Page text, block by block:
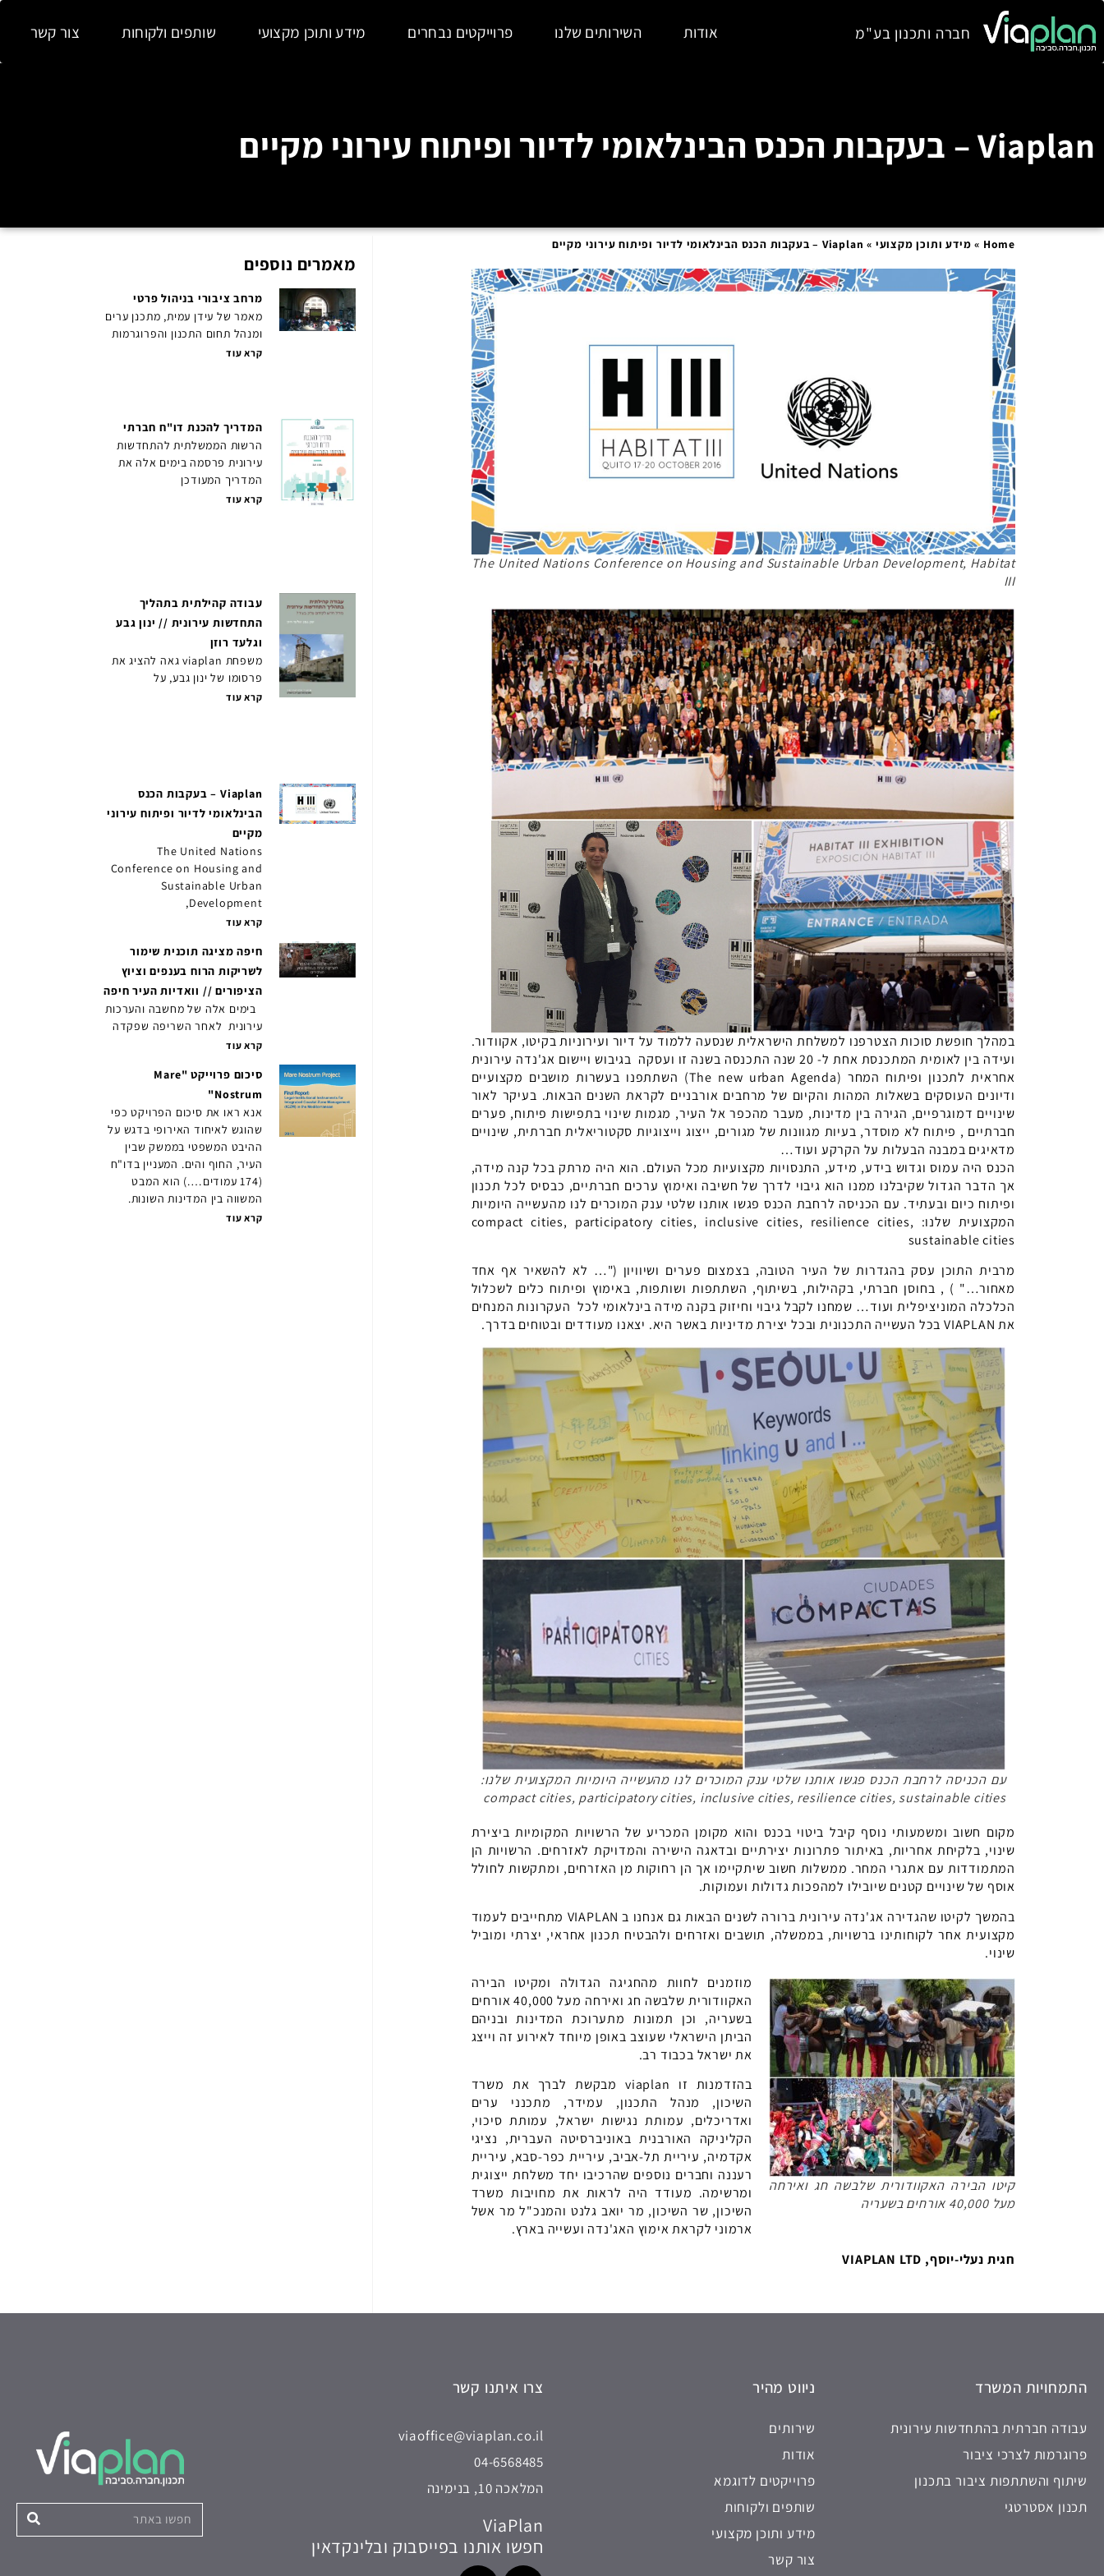
חברה ותכנון בע"מ אודות השירותים שלנו פרוייקטים נבחרים מידע ותוכן מקצועי שותפים ולקוחות צור קשר
Viaplan – בעקבות הכנס הבינלאומי לדיור ופיתוח עירוני מקיים
Home
» מידע ותוכן מקצועי » Viaplan – בעקבות הכנס הבינלאומי לדיור ופיתוח עירוני מקיים
The United Nations Conference on Housing and Sustainable Urban Development, Habitat
III
במהלך חופשת סוכות הצטרפנו למשלחת הישראלית שנסעה ללמוד על דיור ועירוניות בקיטו, אקוודור.
ועידה בין לאומית המתכנסת אחת ל- 20 שנה התכנסה בשנה זו ועסקה בגיבוש ויישום אג'נדה עירונית
אחראית לתכנון ופיתוח המחר (The new urban Agenda) השתתפנו בעשרות מושבים מקצועיים
ודיונים העוסקים בשאלות המהות והקיום של מרחבים אורבניים לקראת השנים הבאות. בעיקר לאור
שינויים דמוגרפיים, הגירה בין מדינות, מעבר מהכפר אל העיר, מגמות שינוי בתפישות פיתוח, פערים
חברתיים , פיתוח לא מוסדר, בעיות מגוונות של מגורים, ייצוג וייצוגיות סקטוריאלית חברתית, שינויים
מדאיגים במבנה הבעלות על הקרקע ועוד…
הכנס היה עמוס וגדוש בידע, מידע, התנסויות מקצועיות מכל העולם. הוא היה מרתק בכל קנה מידה,
אך הדבר הגדול שקיבלנו ממנו הוא גיבוי לדרך של חשיבה ואימוץ ערכים חברתיים, כבסיס לכל תכנון
ופיתוח כיום ובעתיד. עם הכניסה לרחבת הכנס פגשו אותנו שלטי ענק המוכרים לנו מהעשייה היומיות
המקצועית שלנו: compact cities, participatory cities, inclusive cities, resilience cities,
sustainable cities
מרבית התוכן עסק בהגדרות של העיר הטובה, בצמצום פערים ושיוויון ("… לא להשאיר אף אחד
מאחור…" ) , בחוסן חברתי, בקהילות, בשיתוף, השתתפות ושותפות, באימוץ ופיתוח כלים לשכלול
הכלכלה המוניציפלית ועוד… שמחנו לקבל גיבוי וחיזוק בקנה מידה בינלאומי לכל העקרונות המנחים
את VIAPLAN בכל העשייה התכנונית ובכל יצירת מדיניות באשר היא. יצאנו מעודדים ובטוחים בדרך.
עם הכניסה לרחבת הכנס פגשו אותנו שלטי ענק המוכרים לנו מהעשייה היומיות המקצועית שלנו:
compact cities, participatory cities, inclusive cities, resilience cities, sustainable cities
מקום חשוב ומשמעותי נוסף קיבל ביטוי בכנס והוא מקומן המכריע של הרשויות המקומיות ביצירת
שינוי, בלקיחת אחריות, באיתור פתרונות יצירתיים ובדאגה הישירה והמדויקת לאזרחים. הרשויות הן
המתמודדות עם אתגרי המחר. ממשלות חשוב שיתקיימו אך הן רחוקות מן האזרחים, ומתקשות לחולל
אוסף של שינויים קטנים שיובילו למהפכות גדולות ועמוקות.
בהמשך לקיטו שהגדירה אג'נדה עירונית ברורה לשנים הבאות גם אנחנו ב VIAPLAN מתחייבים לעמוד
מקצועית אחר לקוחותינו ברשויות, בממשלה, תושבים ואזרחים ולהבטיח תכנון אחראי, יצרתי ומוביל
שינוי.
קיטו הבירה האקוודורית שלבשה חג ואירחה
מעל 40,000 אורחים בשעריה
מוזמנים לחוות מהחגיגה הגדולה ומקיטו הבירה
האקוודורית שלבשה חג ואירחה מעל 40,000 אורחים
בשעריה, וכן תמונות מתערוכת המדינות ובניהם
הביתן הישראלי שעוצב באופן מיוחד לאירוע זה וייצג
את ישראל בכבוד רב.
בהזדמנות זו viaplan מבקשת לברך את
משרד
השיכון, מנהל התכנון, עמידר, מתכנני ערים
ואדריכלים, עמותת נגישות ישראל, עמותת סיכוי,
הקליניקה האורבנית באוניברסיטה העברית, נציגי
אקדמיה, עיריית תל-אביב, עיריית כפר-סבא, עיריית
רעננה וחברים נוספים שהרכיבו יחד משלחת ייצוגית
ומרשימה. מעודד היה לראות את מחויבות משרד
השיכון, שר השיכון, מר יואב גלנט והמנכ"ל מר אשל
ארמוני לקראת אימוץ האג'נדה ועשייה בארץ.
חגית נעלי-יוסף, VIAPLAN LTD
מאמרים נוספים
מרחב ציבורי בניהול פרטי
מאמר של עידן עמית, מתכנן ערים
ומנהל תחום התכנון והפרוגרמות
קרא עוד
המדריך להכנת דו"ח חברתי
הרשות הממשלתית להתחדשות
עירונית פרסמה בימים אלה את
המדריך המעודכן
קרא עוד
עבודה קהילתית בתהליך
התחדשות עירונית // ינון גבע
וגלעד רוזן
משפחת viaplan גאה להציג את
פרסומו של ינון גבע, על
קרא עוד
Viaplan – בעקבות הכנס
הבינלאומי לדיור ופיתוח עירוני
מקיים
The United Nations
Conference on Housing and
Sustainable Urban
Development,
קרא עוד
חיפה מציגה תוכנית שימור
לשריקות הרוח בענפים וציוץ
הציפורים // וואדיות העיר חיפה
בימים אלה של מחשבה והערכות
עירונית לאחר השריפה שפקדה
קרא עוד
סיכום פרוייקט "Mare
Nostrum"
אנא ראו את סיכום הפרויקט כפי
שהוגש לאיחוד האירופי בדגש על
ההיבט המשפטי בממשק שבין
העיר, החוף והים. המעניין בדו"ח
(174 עמודים….) הוא המבט
המשווה בין המדינות השונות.
קרא עוד
התמחויות המשרד
עבודה חברתית בהתחדשות עירונית
פרוגרמות לצרכי ציבור
שיתוף והשתתפות ציבור בתכנון
תכנון אסטרטגי
ניווט מהיר
שירותים
אודות
פרוייקטים לדוגמא
שותפים ולקוחות
מידע ותוכן מקצועי
צור קשר
צרו איתנו קשר
viaoffice@viaplan.co.il
04-6568485
המלאכה 10, בנימינה
ViaPlan
חפשו אותנו בפייסבוק ובלינקדאין